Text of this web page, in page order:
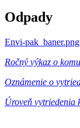
Odpady
Envi-pak_baner.png
Ročný výkaz o
Oznámenie o
Úroveň vytriedenia